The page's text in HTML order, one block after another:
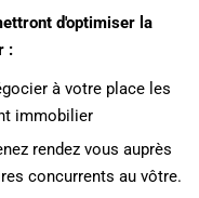
d'optimiser la
:
à votre place les
immobilier
rendez vous auprès
concurrents au vôtre.